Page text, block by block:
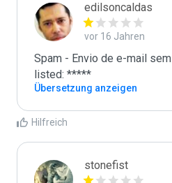
edilsoncaldas
vor 16 Jahren
Spam - Envio de e-mail
listed: *****
Übersetzung anzeigen
Hilfreich
stonefist